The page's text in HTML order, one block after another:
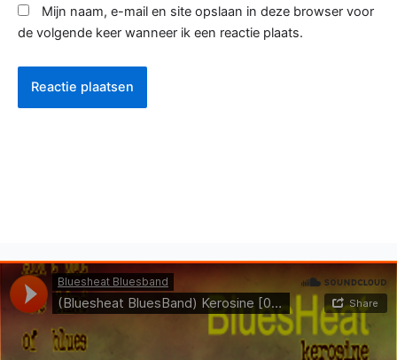
Mijn naam, e-mail en site opslaan in deze browser voor
de volgende keer wanneer ik een reactie plaats.